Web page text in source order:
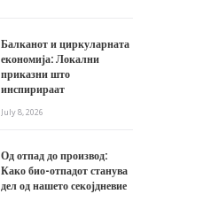
Балканот и циркуларната
економија: Локални
приказни што
инспирираат
July 8, 2026
Од отпад до производ:
Како био-отпадот станува
дел од нашето секојдневие